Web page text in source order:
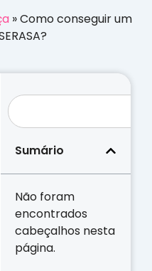
»Como conseguir um
Sumário
Não foram
encontrados
cabeçalhos nesta
página.